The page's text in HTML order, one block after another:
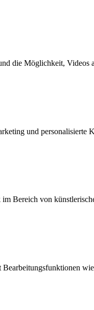
die Möglichkeit, Videos
und personalisierte
Bereich von